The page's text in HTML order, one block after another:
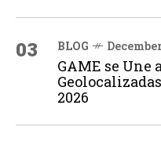
03 BLOG
GAME se Une
2026